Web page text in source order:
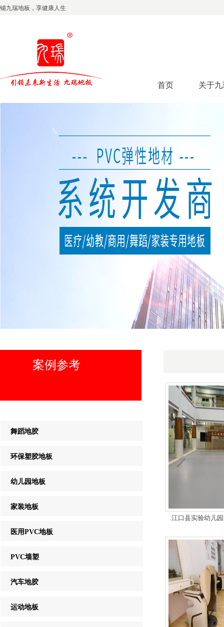
铺九瑞地板，享健康人生
首页 关于
案例参考
舞蹈地胶
环保塑胶地板
幼儿园地板
家装地板
医用PVC地板
PVC墙塑
汽车地胶
运动地板
江口县实验幼儿